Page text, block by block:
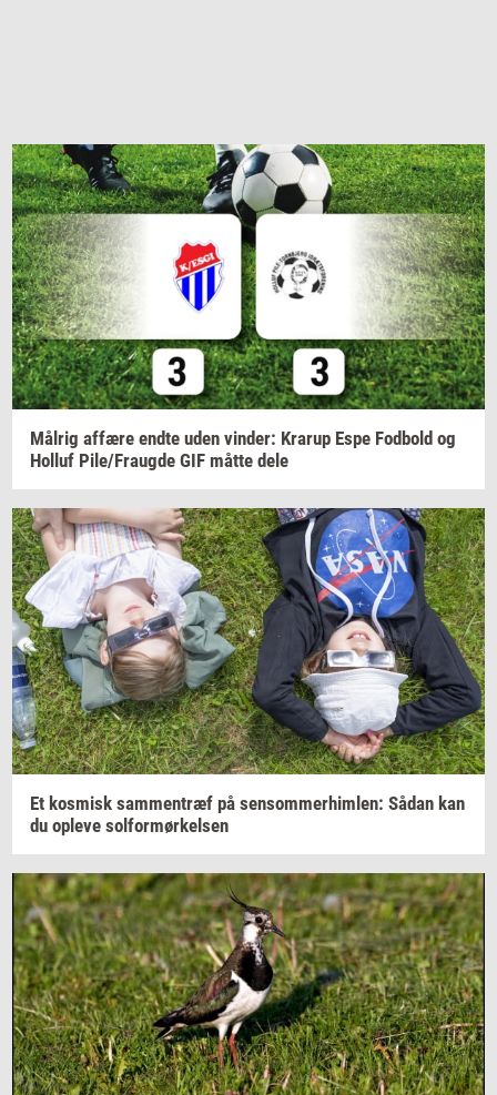
Må­l­rig af­fæ­re endte uden vin­der: Krarup Espe Fod­bold og
Hol­luf Pile/Fraug­de GIF måtte dele
Et kos­misk sam­men­træf på sen­som­mer­him­len: Sådan kan
du op­le­ve sol­for­mør­kel­sen